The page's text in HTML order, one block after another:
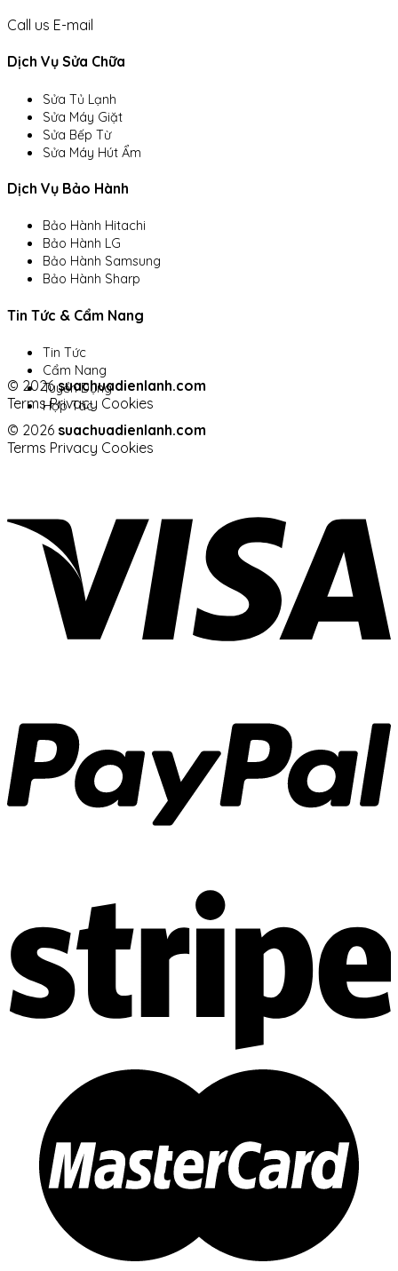
Call us E-mail
Dịch Vụ Sửa Chữa
Sửa Tủ Lạnh
Sửa Máy Giặt
Sửa Bếp Từ
Sửa Máy Hút Ẩm
Dịch Vụ Bảo Hành
Bảo Hành Hitachi
Bảo Hành LG
Bảo Hành Samsung
Bảo Hành Sharp
Tin Tức & Cẩm Nang
Tin Tức
Cẩm Nang
Tuyển Dụng
Hợp Tác
© 2026suachuadienlanh.com
Terms Privacy Cookies
© 2026 suachuadienlanh.com
Terms Privacy Cookies